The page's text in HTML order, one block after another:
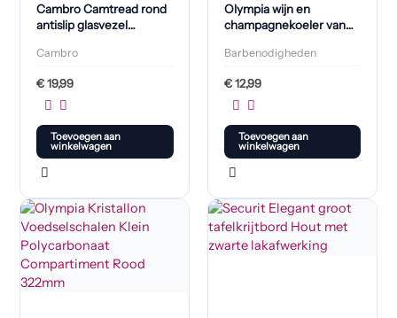
Cambro Camtread rond
antislip glasvezel
Cambro
€19,99
Toevoegen aan
winkelwagen
Olympia wijn en
champagnekoeler van
staal
Barbenodigheden
€12,99
Toevoegen aan
winkelwagen